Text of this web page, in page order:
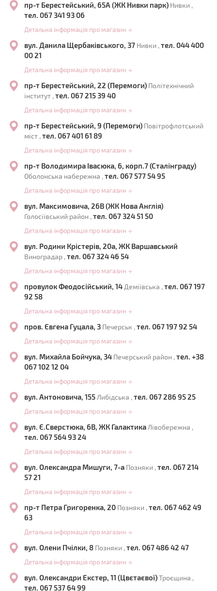
пр-т Берестейський, 65А (ЖК Нивки парк) Нивки ,
тел. 067 341 93 06
Детальна інформація про магазин →
вул. Данила Щербаківського, 37 Нивки , тел. 044 400
00 21
Детальна інформація про магазин →
пр-т Берестейський, 22 (Перемоги) Політехнічний
інститут , тел. 067 215 39 40
Детальна інформація про магазин →
пр-т Берестейський, 9 (Перемоги) Повітрофлотський
міст , тел. 067 401 61 89
Детальна інформація про магазин →
пр-т Володимира Івасюка, 6, корп.7 (Сталінграду)
Оболонська набережна , тел. 067 577 54 95
Детальна інформація про магазин →
вул. Максимовича, 26В (ЖК Нова Англія)
Голосіївський район , тел. 067 324 51 50
Детальна інформація про магазин →
вул. Родини Крістерів, 20а, ЖК Варшавський
Виноградар , тел. 067 324 46 54
Детальна інформація про магазин →
провулок Феодосійський, 14 Деміївська , тел. 067 197
92 58
Детальна інформація про магазин →
пров. Євгена Гуцала, 3 Печерськ , тел. 067 197 92 54
Детальна інформація про магазин →
вул. Михайла Бойчука, 34 Печерський район , тел. +38
067 102 12 04
Детальна інформація про магазин →
вул. Антоновича, 155Либідська , тел. 067 286 95 25
Детальна інформація про магазин →
вул. Є.Сверстюка, 6В, ЖК ГалактикаЛівобережна ,
тел. 067 564 93 24
Детальна інформація про магазин →
вул. Олександра Мишуги, 7-а Позняки , тел. 067 214
57 21
Детальна інформація про магазин →
пр-т Петра Григоренка, 20 Позняки , тел. 067 462 49
63
Детальна інформація про магазин →
вул. Олени Пчілки, 8 Позняки , тел. 067 486 42 47
Детальна інформація про магазин →
вул. Олександри Екстер, 11 (Цвєтаєвої)Троєщина ,
тел. 067 537 64 99